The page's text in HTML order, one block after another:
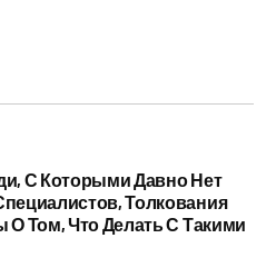
С Которыми Давно Нет
Толкования
Том, Что Делать С Такими